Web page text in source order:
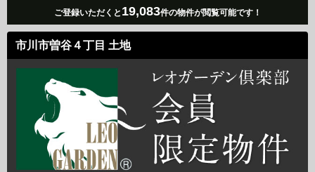
ご登録いただくと 19,083件の物件が閲覧可能です！
市川市曽谷４丁目 土地